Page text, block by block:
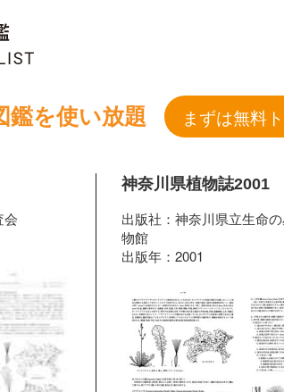
鑑を使い放題 まずは無料
会
神奈川県植物誌2001
出版社：神奈川県立生命
物館
出版年：2001